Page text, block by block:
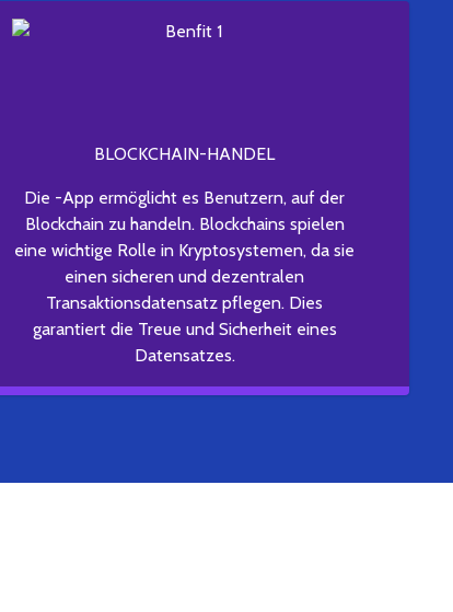
BLOCKCHAIN-HANDEL
Die -App ermöglicht es Benutzern, auf der
Blockchain zu handeln. Blockchains spielen
eine wichtige Rolle in Kryptosystemen, da sie
einen sicheren und dezentralen
Transaktionsdatensatz pflegen. Dies
garantiert die Treue und Sicherheit eines
Datensatzes.